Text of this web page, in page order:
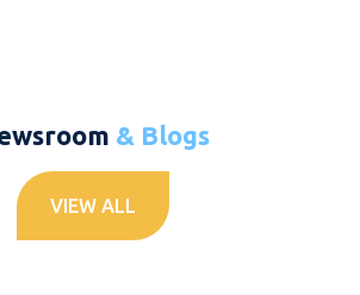
& Blogs
VIEW ALL